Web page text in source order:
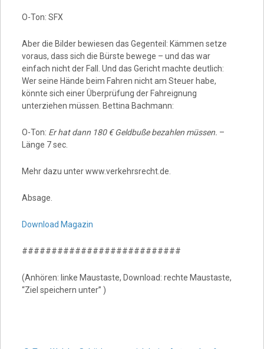
O-Ton: SFX
Aber die Bilder bewiesen das Gegenteil: Kämmen setze
voraus, dass sich die Bürste bewege – und das war
einfach nicht der Fall. Und das Gericht machte deutlich:
Wer seine Hände beim Fahren nicht am Steuer habe,
könnte sich einer Überprüfung der Fahreignung
unterziehen müssen. Bettina Bachmann:
O-Ton: Er hat dann 180 € Geldbuße bezahlen müssen. –
Länge 7 sec.
Mehr dazu unter www.verkehrsrecht.de.
Absage.
Download Magazin
###########################
(Anhören: linke Maustaste, Download: rechte Maustaste,
“Ziel speichern unter” )